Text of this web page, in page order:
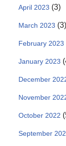
April 2023 (3)
March 2023 (3)
February 2023
January 2023
December
November
October 2022
September